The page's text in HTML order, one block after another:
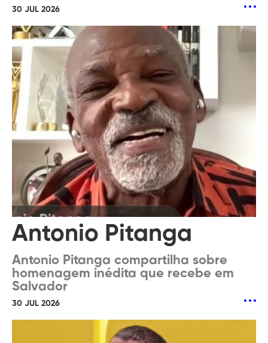
30 JUL 2026
Antonio Pitanga
Antonio Pitanga compartilha sobre
homenagem inédita que recebe em
Salvador
30 JUL 2026